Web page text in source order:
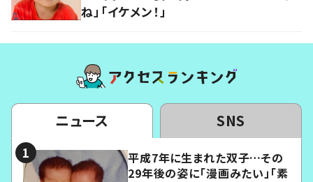
ね」「イケメン！」
ニュース SNS
平成7年に生まれた双子…その
29年後の姿に「漫画みたい」「素